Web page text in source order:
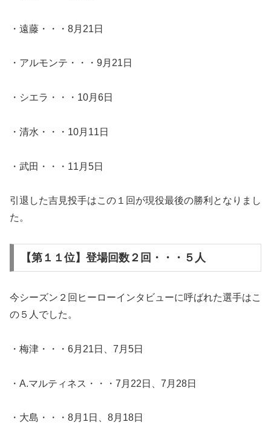
・遠藤・・・8月21日
・アルモンテ・・・9月21日
・シエラ・・・10月6日
・清水・・・10月11日
・武田・・・11月5日
引退した吉見投手はこの１回が現役最後の勝利となりまし
た。
【第１１位】登場回数２回・・・５人
今シーズン２回ヒーローインタビューに呼ばれた選手はこ
の５人でした。
・梅津・・・6月21日、7月5日
・A.マルティネス・・・7月22日、7月28日
・大島・・・8月1日、8月18日